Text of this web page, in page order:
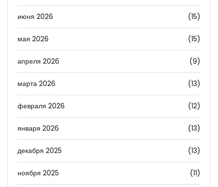
июня 2026 (15)
мая 2026 (15)
апреля 2026 (9)
марта 2026 (13)
февраля 2026 (12)
января 2026 (13)
декабря 2025 (13)
ноября 2025 (11)